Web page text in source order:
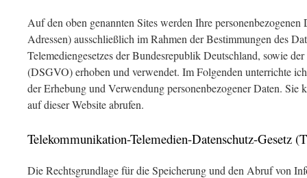
Auf den oben genannten Sites werden Ihre
Adressen) ausschließlich im Rahmen der Bestimmungen des
Telemediengesetzes der Bundesrepublik Deutschland, sowie
(DSGVO) erhoben und verwendet. Im Folgenden unterrichte
der Erhebung und Verwendung personenbezogener Daten. Sie
auf dieser Website abrufen.
Telekommunikation-Telemedien-Datenschutz-Gesetz
Die Rechtsgrundlage für die Speicherung und den Abruf von